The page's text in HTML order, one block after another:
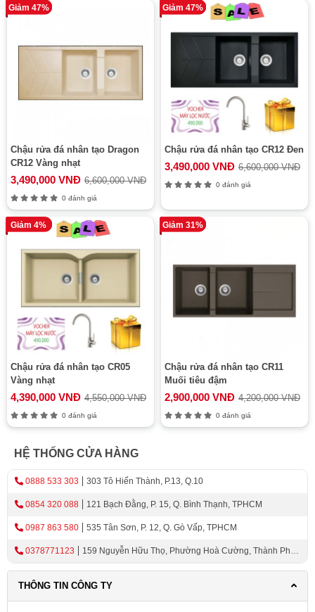
Giảm 47%
Chậu rửa đá nhân tạo Dragon
CR12 Vàng nhạt
3,490,000 VNĐ 6,600,000 VNĐ
0 đánh giá
Giảm 47%
Chậu rửa đá nhân tạo CR12 Đen
3,490,000 VNĐ 6,600,000 VNĐ
0 đánh giá
Giảm 4%
Chậu rửa đá nhân tạo CR05
Vàng nhạt
4,390,000 VNĐ 4,550,000 VNĐ
0 đánh giá
Giảm 31%
Chậu rửa đá nhân tạo CR11
Muối tiêu đậm
2,900,000 VNĐ 4,200,000 VNĐ
0 đánh giá
HỆ THỐNG CỬA HÀNG
0888 533 303 303 Tô Hiến Thành, P.13, Q.10
0854 320 088 121 Bạch Đằng, P. 15, Q. Bình Thạnh, TPHCM
0987 863 580 535 Tân Sơn, P. 12, Q. Gò Vấp, TPHCM
0378771123
159 Nguyễn Hữu Thọ, Phường Hoà Cường, Thành Phố
THÔNG TIN CÔNG TY